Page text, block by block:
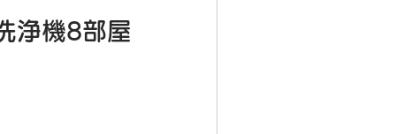
浄機8部屋